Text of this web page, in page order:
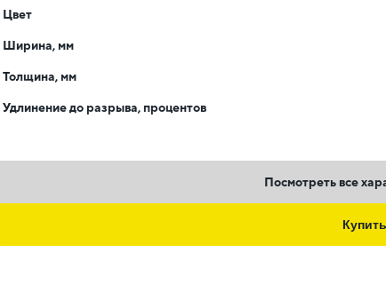
Цвет
Ширина, мм
Толщина, мм
Удлинение до разрыва, процентов
Посмотреть все
Купить